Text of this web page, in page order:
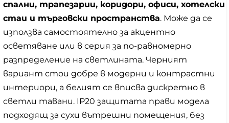
спални, трапезарии, коридори, офиси, хотелски
стаи и търговски пространства. Може да се
използва самостоятелно за акцентно
осветяване или в серия за по-равномерно
разпределение на светлината. Черният
вариант стои добре в модерни и контрастни
интериори, а белият се вписва дискретно в
светли тавани. IP20 защитата прави модела
подходящ за сухи вътрешни помещения, без